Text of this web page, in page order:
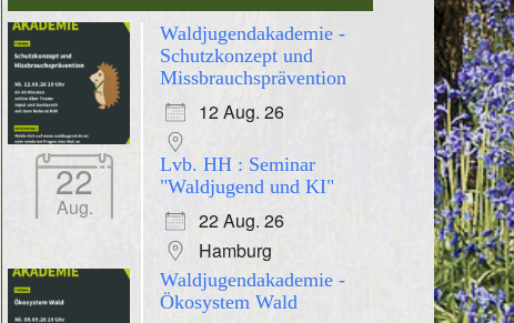
Waldjugendakademie -
Schutzkonzept und
Missbrauchsprävention
12 Aug. 26
22
Aug.
Lvb. HH : Seminar
"Waldjugend und KI"
22 Aug. 26
Hamburg
Waldjugendakademie -
Ökosystem Wald